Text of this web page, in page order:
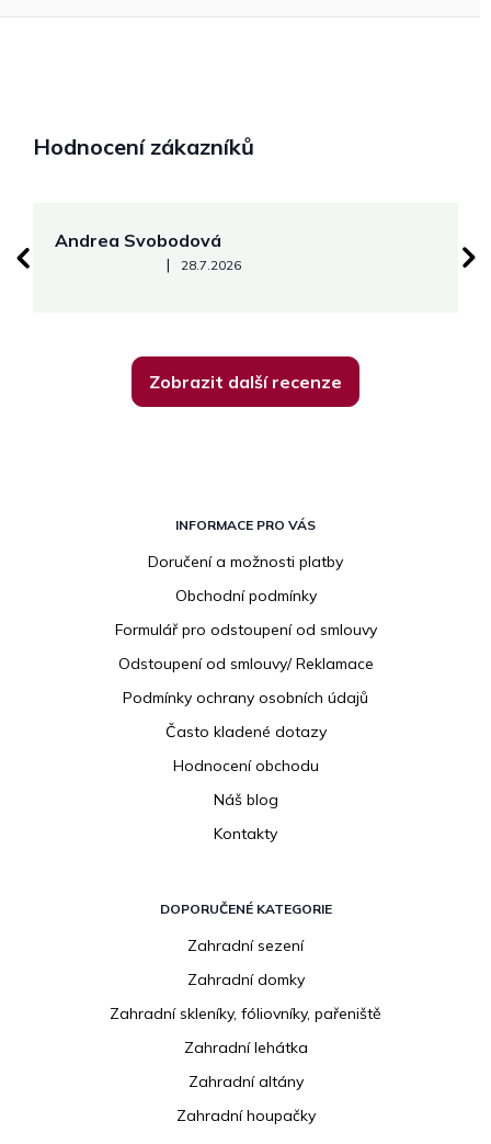
Hodnocení zákazníků
Andrea Svobodová
Hodnocení obchodu je 5 z 5 hvězdiček.
| 28.7.2026
Zobrazit další recenze
INFORMACE PRO VÁS
Doručení a možnosti platby
Obchodní podmínky
Formulář pro odstoupení od smlouvy
Odstoupení od smlouvy/ Reklamace
Podmínky ochrany osobních údajů
Často kladené dotazy
Hodnocení obchodu
Náš blog
Kontakty
DOPORUČENÉ KATEGORIE
Zahradní sezení
Zahradní domky
Zahradní skleníky, fóliovníky, pařeniště
Zahradní lehátka
Zahradní altány
Zahradní houpačky